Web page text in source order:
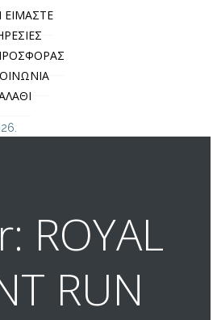
ΕΙΜΑΣΤΕ
ROYAL
RUN